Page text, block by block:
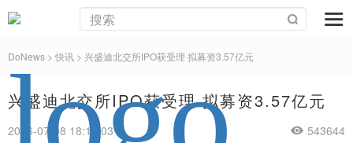
DoNews > 快讯 > 兴盛迪北交所IPO获受理 拟募资3.57亿元
兴盛迪北交所IPO获受理 拟募资3.57亿元
2026-07-08 18:16:03 543644